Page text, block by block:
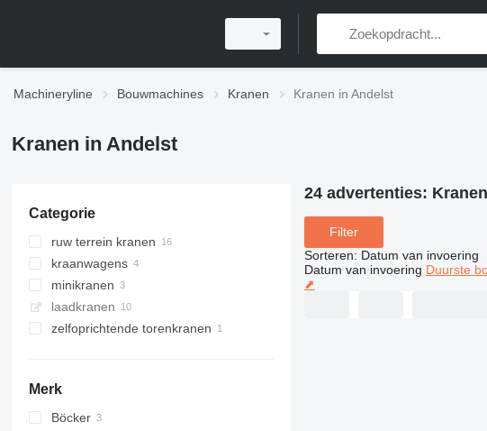
Machineryline Bouwmachines Kranen Kranen in Andelst
Kranen in Andelst
Categorie
ruw terrein kranen
kraanwagens
minikranen
laadkranen
zelfoprichtende torenkranen
Merk
Böcker
24 advertenties:
Filter
Sorteren: Datum van invoering
Datum van invoering Duurste
⬈